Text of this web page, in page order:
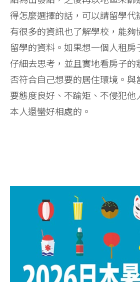
得怎麼選擇的話，可以請留學代
有很多的資訊也了解學校，能夠
留學的資料。如果想一個人租房
仔細去思考，並且實地看房子的
否符合自己想要的居住環境。與
要態度良好、不踰矩、不侵犯他
本人還蠻好相處的。